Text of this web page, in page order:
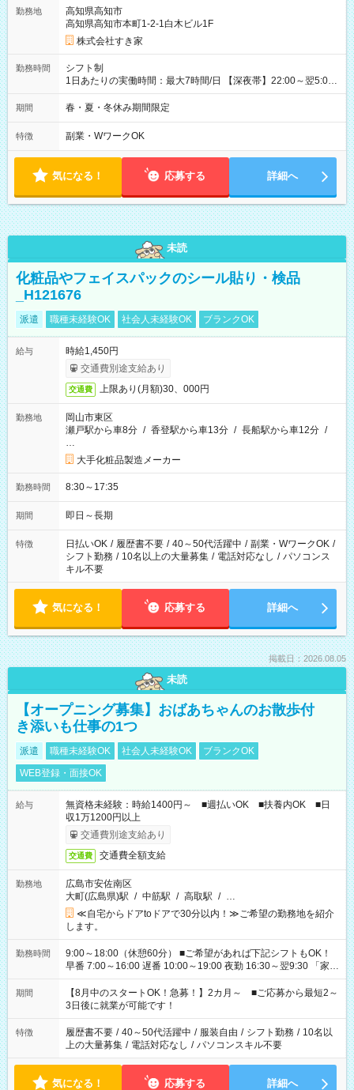
同時給）
勤務地
高知県高知市
高知県高知市本町1-2-1白木ビル1F
株式会社すき家
勤務時間
シフト制
1日あたりの実働時間：最大7時間/日 【深夜帯】22:00～翌5:00
週2日～・1日2h～OK◎ ※22:00から翌5:00までは18歳以上の方
のみ勤務可能です（18歳未満の深夜業務禁止のため） ★深夜で
す。 必ず、2名以上での勤務を行いますので、安心して働けま
す。
期間 春・夏・冬休み期間限定
特徴 副業・WワークOK
気になる！ 応募する 詳細へ
未読
化粧品やフェイスパックのシール貼り・検品
_H121676
派遣 職種未経験OK 社会人未経験OK ブランクOK
給与
時給1,450円
交通費別途支給あり
交通費 上限あり(月額)30、000円
勤務地
岡山市東区
瀬戸駅から車8分 / 香登駅から車13分 / 長船駅から車12分 /
…
大手化粧品製造メーカー
勤務時間 8:30～17:35
期間 即日～長期
特徴 日払いOK / 履歴書不要 / 40～50代活躍中 / 副業・WワークOK /
シフト勤務 / 10名以上の大量募集 / 電話対応なし / パソコンス
キル不要
気になる！ 応募する 詳細へ
掲載日：2026.08.05
未読
【オープニング募集】おばあちゃんのお散歩付
き添いも仕事の1つ
派遣 職種未経験OK 社会人未経験OK
ブランクOK
WEB登録・面接OK
給与
無資格未経験：時給1400円～ ■週払いOK ■扶養内OK ■日
収1万1200円以上
交通費別途支給あり
交通費 交通費全額支給
勤務地
広島市安佐南区
大町(広島県)駅 / 中筋駅 / 高取駅 / …
≪自宅からドアtoドアで30分以内！≫ご希望の勤務地を紹介
します。
勤務時間
9:00～18:00（休憩60分） ■ご希望があれば下記シフトもOK！
早番 7:00～16:00 遅番 10:00～19:00 夜勤 16:30～翌9:30 「家族
と休みを合わせたい」 「余裕を持って夕飯の準備がしたい」
「できれば残業はしたくない」 など、ご希望を教えてください
ね。 ※Wワーク希望の方へ 今ご覧のお仕事で希望する勤務時間
と、もう1つのお仕事の勤務時間。 合計で週40時間を超える場
合は応募できません。
期間
【8月中のスタートOK！急募！】2カ月～ ■ご応募から最短2～
3日後に就業が可能です！
特徴 履歴書不要 / 40～50代活躍中 / 服装自由 / シフト勤務 / 10名以
上の大量募集 / 電話対応なし / パソコンスキル不要
気になる！ 応募する 詳細へ